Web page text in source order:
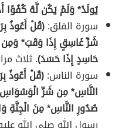
يُولَدْ* وَلَمْ يَكُن لَّهُ كُفُوًا
سورة الفلق:(قُلْ أَعُوذُ
شَرِّ غَاسِقٍ إِذَا وَقَبَ* وَمِن
حَاسِدٍ إِذَا حَسَدَ). ثلاث
سورة الناس:(قُلْ أَعُوذُ
النَّاسِ* مِن شَرِّ
صُدُورِ النَّاسِ* مِنَ الْجِنَّةِ